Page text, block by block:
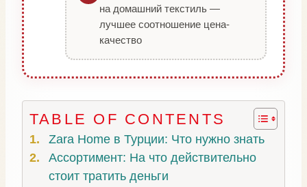
на домашний текстиль —
лучшее соотношение цена-
качество
TABLE OF CONTENTS
Zara Home в Турции: Что нужно знать
Ассортимент: На что действительно
стоит тратить деньги